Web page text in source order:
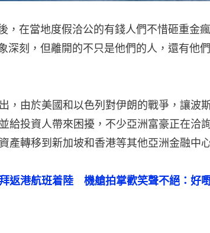
，在當地度假洽公的有錢人們不惜砸重金
深刻，但離開的不只是他們的人，還有他
，由於美國和以色列對伊朗的戰爭，讓波
給投資人帶來困擾，不少亞洲富豪正在洽
產轉移到新加坡和香港等其他亞洲金融中
返港航班着陸　機艙拍掌歡笑聲不絕：好